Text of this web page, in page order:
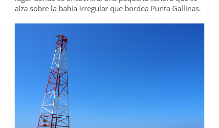
alza sobre la bahía irregular que bordea Punta Gallinas.